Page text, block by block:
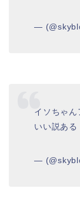
—
イソちゃ
いい説ある
—